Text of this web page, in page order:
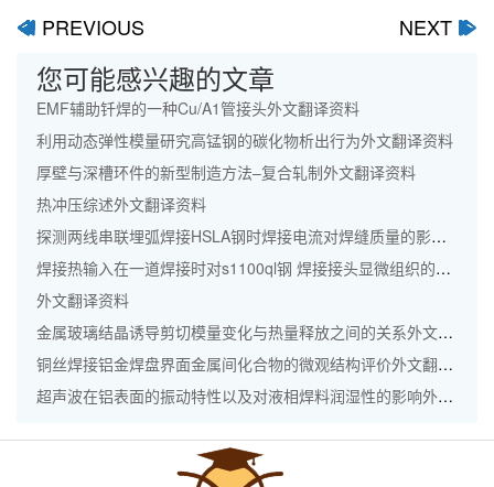
ﰊ PREVIOUS NEXT ﰋ
您可能感兴趣的文章
EMF辅助钎焊的一种Cu/A1管接头外文翻译资料
利用动态弹性模量研究高锰钢的碳化物析出行为外文翻译资料
厚壁与深槽环件的新型制造方法–复合轧制外文翻译资料
热冲压综述外文翻译资料
探测两线串联埋弧焊接HSLA钢时焊接电流对焊缝质量的影响外文翻译资料
焊接热输入在一道焊接时对s1100ql钢 焊接接头显微组织的影响外文翻译资料
外文翻译资料
金属玻璃结晶诱导剪切模量变化与热量释放之间的关系外文翻译资料
铜丝焊接铝金焊盘界面金属间化合物的微观结构评价外文翻译资料
超声波在铝表面的振动特性以及对液相焊料润湿性的影响外文翻译资料